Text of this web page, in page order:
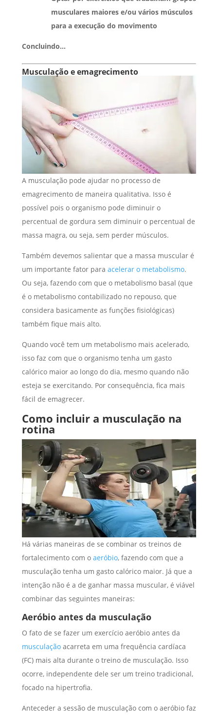
musculares maiores e/ou vários músculos
para a execução do movimento
Concluindo…
Musculação e emagrecimento
A musculação pode ajudar no processo de
emagrecimento de maneira qualitativa. Isso é
possível pois o organismo pode diminuir o
percentual de gordura sem diminuir o percentual de
massa magra, ou seja, sem perder músculos.
Também devemos salientar que a massa muscular é
um importante fator para acelerar o metabolismo.
Ou seja, fazendo com que o metabolismo basal (que
é o metabolismo contabilizado no repouso, que
considera basicamente as funções fisiológicas)
também fique mais alto.
Quando você tem um metabolismo mais acelerado,
isso faz com que o organismo tenha um gasto
calórico maior ao longo do dia, mesmo quando não
esteja se exercitando. Por consequência, fica mais
fácil de emagrecer.
Como incluir a musculação na
rotina
Há várias maneiras de se combinar os treinos de
fortalecimento com o aeróbio, fazendo com que a
musculação tenha um gasto calórico maior. Já que a
intenção não é a de ganhar massa muscular, é viável
combinar das seguintes maneiras:
Aeróbio antes da musculação
O fato de se fazer um exercício aeróbio antes da
musculaçãoacarreta em uma frequência cardíaca
(FC) mais alta durante o treino de musculação. Isso
ocorre, independente dele ser um treino tradicional,
focado na hipertrofia.
Anteceder a sessão de musculação com o aeróbio faz